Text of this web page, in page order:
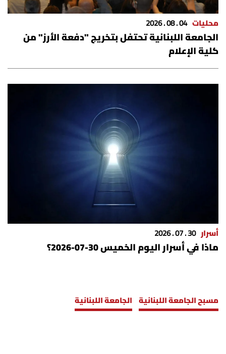
محليات 04 . 08 . 2026
الجامعة اللبنانية تحتفل بتخريج "دفعة الأرز" من
كلية الإعلام
أسرار 30 . 07 . 2026
ماذا في أسرار اليوم الخميس 30-07-2026؟
مسبح الجامعة اللبنانية الجامعة اللبنانية